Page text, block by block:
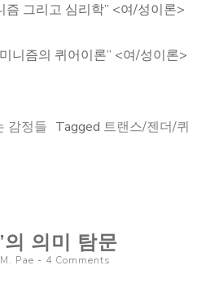
즘 그리고 심리학” <여/성이론>
니즘의 퀴어이론” <여/성이론>
감정들 Tagged 트랜스/젠더/퀴
의 의미 탐문
Pae 4 Comments